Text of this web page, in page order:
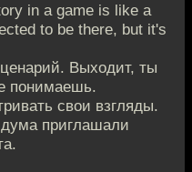
in a game is like a
to be there, but it's
Выходит, ты
понимаешь.
свои взгляды.
дума приглашали